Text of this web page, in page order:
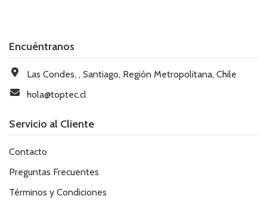
Encuéntranos
Las Condes, , Santiago, Región Metropolitana, Chile
hola@toptec.cl
Servicio al Cliente
Contacto
Preguntas Frecuentes
Términos y Condiciones